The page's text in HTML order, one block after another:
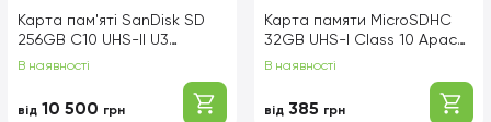
Карта пам'яті SanDisk SD
256GB C10 UHS-II U3
R280/W150MB/s Extreme
В наявності
від 10 500 грн
Карта памяти MicroSDHC
32GB UHS-I Class 10 Apacer
+ SD adapter
В наявності
від 385 грн